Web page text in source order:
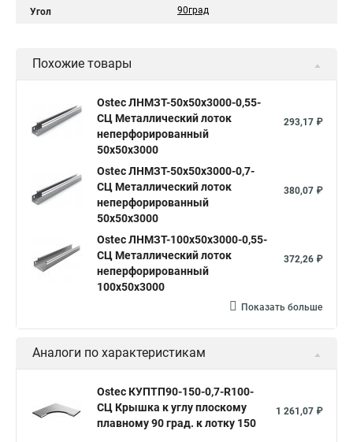
Угол 90град
Похожие товары
Ostec ЛНМЗТ-50х50х3000-0,55-
СЦ Металлический лоток
неперфорированный
50х50х3000
293,17 ₽
Ostec ЛНМЗТ-50х50х3000-0,7-
СЦ Металлический лоток
неперфорированный
50х50х3000
380,07 ₽
Ostec ЛНМЗТ-100х50х3000-0,55-
СЦ Металлический лоток
неперфорированный
100х50х3000
372,26 ₽
Показать больше
Аналоги по характеристикам
Ostec КУПТП90-150-0,7-R100-
СЦ Крышка к углу плоскому
плавному 90 град. к лотку 150
1 261,07 ₽